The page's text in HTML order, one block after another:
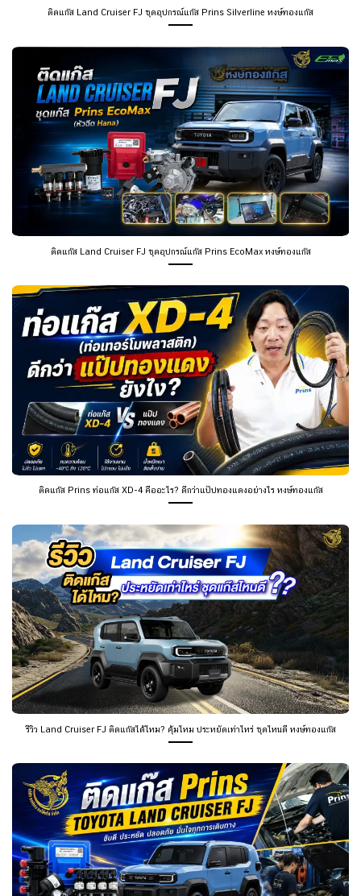
ติดแก๊ส Land Cruiser FJ ชุดอุปกรณ์แก๊ส Prins Silverline หงษ์ทองแก๊ส
ติดแก๊ส Land Cruiser FJ ชุดอุปกรณ์แก๊ส Prins EcoMax หงษ์ทองแก๊ส
ติดแก๊ส Prins ท่อแก๊ส XD-4 คืออะไร? ดีกว่าแป๊ปทองแดงอย่างไร หงษ์ทองแก๊ส
รีวิว Land Cruiser FJ ติดแก๊สได้ไหม? คุ้มไหม ประหยัดเท่าไหร่ ชุดไหนดี หงษ์ทองแก๊ส